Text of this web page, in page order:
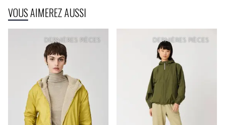
VOUS AIMEREZ AUSSI
DERNIÈRES PIÈCES
PRIX DOUX
DERNIÈRES PIÈCES